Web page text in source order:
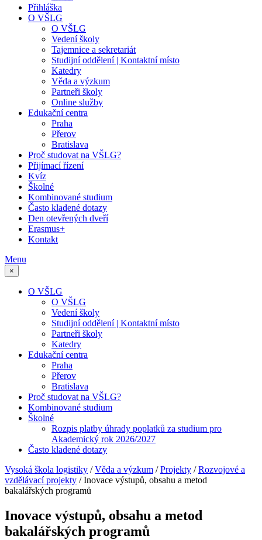
Přihláška
O VŠLG
O VŠLG
Vedení školy
Tajemnice a sekretariát
Studijní oddělení | Kontaktní místo
Katedry
Věda a výzkum
Partneři školy
Online služby
Edukační centra
Praha
Přerov
Bratislava
Proč studovat na VŠLG?
Přijímací řízení
Kvíz
Školné
Kombinované studium
Často kladené dotazy
Den otevřených dveří
Erasmus+
Kontakt
Menu
×
O VŠLG
O VŠLG
Vedení školy
Studijní oddělení | Kontaktní místo
Partneři školy
Katedry
Edukační centra
Praha
Přerov
Bratislava
Proč studovat na VŠLG?
Kombinované studium
Školné
Rozpis platby úhrady poplatků za studium pro
Akademický rok 2026/2027
Často kladené dotazy
Vysoká škola logistiky /Věda a výzkum /Projekty /Rozvojové a
vzdělávací projekty /Inovace výstupů, obsahu a metod
bakalářských programů
Inovace výstupů, obsahu a metod
bakalářských programů